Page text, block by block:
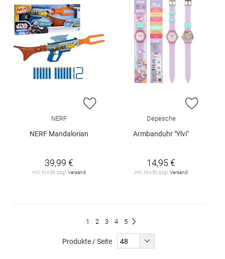
ZUR WUNSCHLISTE HINZUFÜGEN
NERF
NERF Mandalorian
39,99 €
inkl. MwSt. zzgl. Versand
ZUR
Depesche
Armbanduhr "Ylvi"
14,95 €
inkl. MwSt. zzgl. Versand
Du
1 Seite
2 Seite
3 Seite
4 Seite
5
Produkte / Seite